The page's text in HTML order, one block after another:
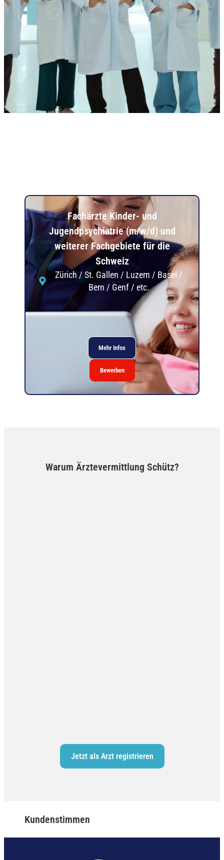
Fachärzte Kinder- und
Jugendpsychiatrie (m/w/d) und
weiterer Fachgebiete für die
Schweiz
Zürich / St. Gallen / Luzern / Basel /
Bern / Genf / etc.
Mehr Infos
Bewerben
Warum Ärztevermittlung Schütz?
Jetzt als Arzt registrieren
Kundenstimmen